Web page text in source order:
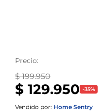
Precio:
$ 199.950
$ 129.950 -35%
Vendido por: Home Sentry